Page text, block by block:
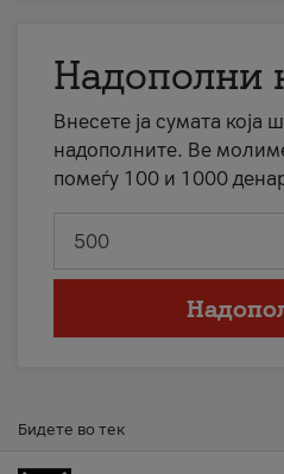
Надополни
Внесете ја сумата која
надополните. Ве
помеѓу 100 и 1000
Бидете во тек